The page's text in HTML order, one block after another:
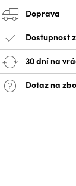
Doprava
Dostupnost
30 dní na
Dotaz na